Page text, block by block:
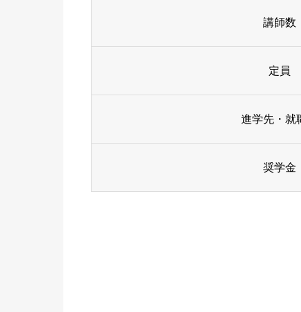
講師数
定員
進学先・就
奨学金